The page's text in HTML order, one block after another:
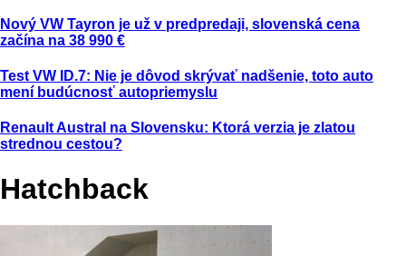
Nový VW Tayron je už v predpredaji, slovenská cena
začína na 38 990 €
Test VW ID.7: Nie je dôvod skrývať nadšenie, toto auto
mení budúcnosť autopriemyslu
Renault Austral na Slovensku: Ktorá verzia je zlatou
strednou cestou?
Hatchback